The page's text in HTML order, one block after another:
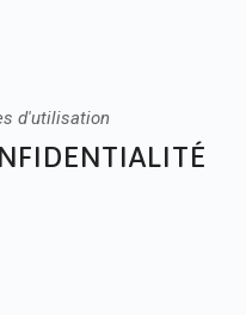
d'utilisation